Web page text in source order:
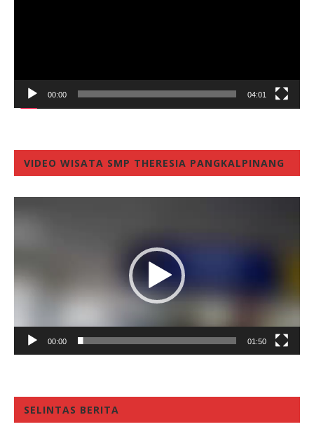
00:00 04:01
VIDEO WISATA SMP THERESIA PANGKALPINANG
00:00 01:50
SELINTAS BERITA